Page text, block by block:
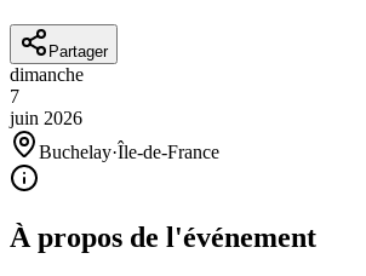
Partager
dimanche
7
juin 2026
Buchelay·Île-de-France
À propos de l'événement